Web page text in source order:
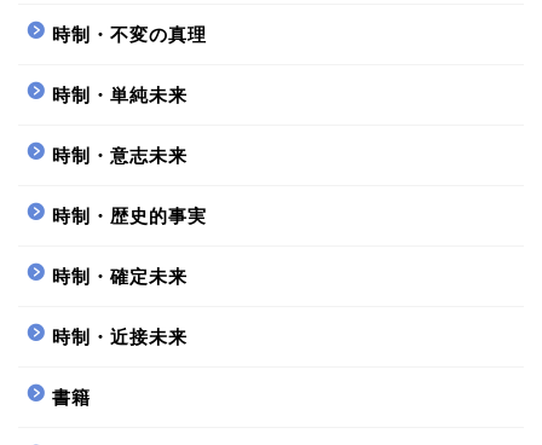
時制・不変の真理
時制・単純未来
時制・意志未来
時制・歴史的事実
時制・確定未来
時制・近接未来
書籍